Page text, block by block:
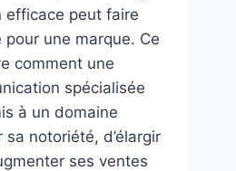
efficace peut faire
une marque. Ce
comment une
spécialisée
à un domaine
sa notoriété, d’élargir
ses ventes